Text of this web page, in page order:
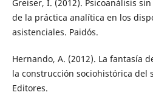
Greiser, I. (2012). Psicoanálisis
de la práctica analítica en los
asistenciales. Paidós.
Hernando, A. (2012). La fantasía
la construcción sociohistórica del
Editores.